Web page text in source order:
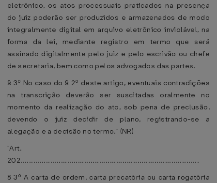
eletrônico, os atos processuais praticados na presença
do juiz poderão ser produzidos e armazenados de modo
integralmente digital em arquivo eletrônico inviolável, na
forma da lei, mediante registro em termo que será
assinado digitalmente pelo juiz e pelo escrivão ou chefe
de secretaria, bem como pelos advogados das partes.
§ 3º No caso do § 2º deste artigo, eventuais contradições
na transcrição deverão ser suscitadas oralmente no
momento da realização do ato, sob pena de preclusão,
devendo o juiz decidir de plano, registrando-se a
alegação e a decisão no termo." (NR)
"Art.
202....................................................................................
§ 3º A carta de ordem, carta precatória ou carta rogatória